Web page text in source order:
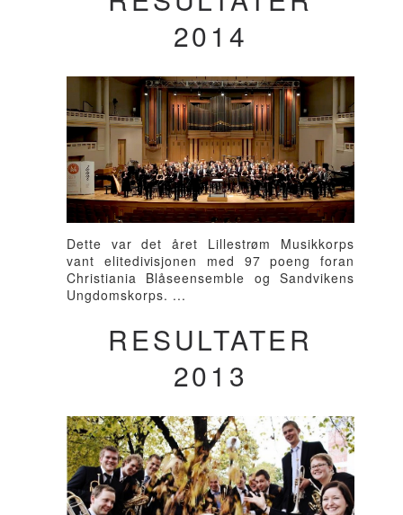
2014
Dette var det året Lillestrøm Musikkorps
vant elitedivisjonen med 97 poeng foran
Christiania Blåseensemble og Sandvikens
Ungdomskorps. ...
RESULTATER
2013